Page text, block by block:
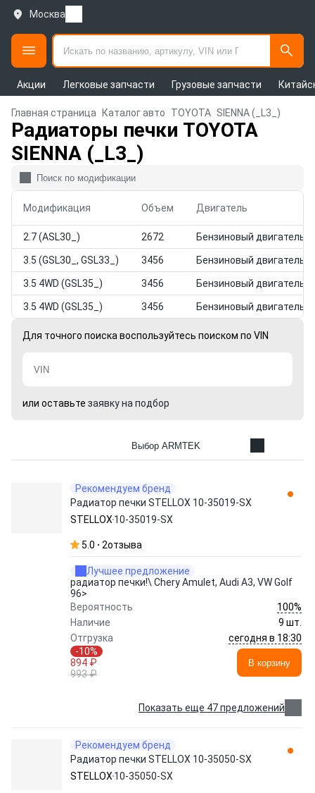
Москва
Акции Легковые запчасти Грузовые запчасти
Главная страница Каталог авто TOYOTA SIENNA (_L3_)
Радиаторы печки TOYOTA
SIENNA (_L3_)
Модификация Объем Двигатель
2.7 (ASL30_) 2672 Бензиновый двигатель
3.5 (GSL30_, GSL33_) 3456 Бензиновый двигатель
3.5 4WD (GSL35_) 3456 Бензиновый двигатель
3.5 4WD (GSL35_) 3456 Бензиновый двигатель
Для точного поиска воспользуйтесь поиском по VIN
или оставьте заявку на подбор
Выбор ARMTEK
Рекомендуем бренд
Радиатор печки STELLOX 10-35019-SX
STELLOX 10-35019-SX
5.0 2отзыва
Лучшее предложение
радиатор печки!\ Chery Amulet, Audi A3, VW Golf
96>
Вероятность
100%
Наличие
9 шт.
Отгрузка
сегодня в 18:30
-10%
894 ₽
993 ₽
В корзину
Показать еще 47 предложений
Рекомендуем бренд
Радиатор печки STELLOX 10-35050-SX
STELLOX 10-35050-SX